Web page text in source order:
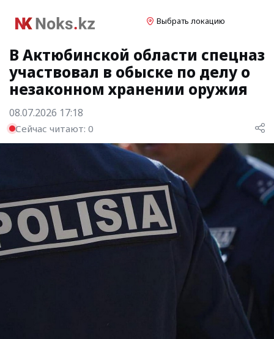
Выбрать локацию
В Актюбинской области спецназ
участвовал в обыске по делу о
незаконном хранении оружия
08.07.2026 17:18
Сейчас читают: 0